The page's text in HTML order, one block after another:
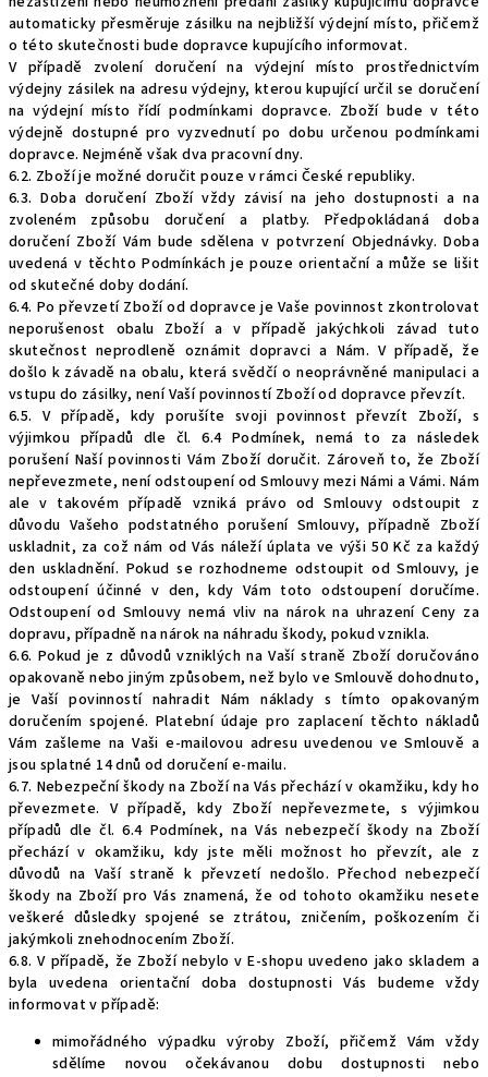
automaticky přesměruje zásilku na nejbližší výdejní místo, přičemž
o této skutečnosti bude dopravce kupujícího informovat.
V případě zvolení doručení na výdejní místo prostřednictvím
výdejny zásilek na adresu výdejny, kterou kupující určil se doručení
na výdejní místo řídí podmínkami dopravce. Zboží bude v této
výdejně dostupné pro vyzvednutí po dobu určenou podmínkami
dopravce. Nejméně však dva pracovní dny.
6.2. Zboží je možné doručit pouze v rámci České republiky.
6.3. Doba doručení Zboží vždy závisí na jeho dostupnosti a na
zvoleném způsobu doručení a platby. Předpokládaná doba
doručení Zboží Vám bude sdělena v potvrzení Objednávky. Doba
uvedená v těchto Podmínkách je pouze orientační a může se lišit
od skutečné doby dodání.
6.4. Po převzetí Zboží od dopravce je Vaše povinnost zkontrolovat
neporušenost obalu Zboží a v případě jakýchkoli závad tuto
skutečnost neprodleně oznámit dopravci a Nám. V případě, že
došlo k závadě na obalu, která svědčí o neoprávněné manipulaci a
vstupu do zásilky, není Vaší povinností Zboží od dopravce převzít.
6.5. V případě, kdy porušíte svoji povinnost převzít Zboží, s
výjimkou případů dle čl. 6.4 Podmínek, nemá to za následek
porušení Naší povinnosti Vám Zboží doručit. Zároveň to, že Zboží
nepřevezmete, není odstoupení od Smlouvy mezi Námi a Vámi. Nám
ale v takovém případě vzniká právo od Smlouvy odstoupit z
důvodu Vašeho podstatného porušení Smlouvy, případně Zboží
uskladnit, za což nám od Vás náleží úplata ve výši 50 Kč za každý
den uskladnění. Pokud se rozhodneme odstoupit od Smlouvy, je
odstoupení účinné v den, kdy Vám toto odstoupení doručíme.
Odstoupení od Smlouvy nemá vliv na nárok na uhrazení Ceny za
dopravu, případně na nárok na náhradu škody, pokud vznikla.
6.6. Pokud je z důvodů vzniklých na Vaší straně Zboží doručováno
opakovaně nebo jiným způsobem, než bylo ve Smlouvě dohodnuto,
je Vaší povinností nahradit Nám náklady s tímto opakovaným
doručením spojené. Platební údaje pro zaplacení těchto nákladů
Vám zašleme na Vaši e-mailovou adresu uvedenou ve Smlouvě a
jsou splatné 14 dnů od doručení e-mailu.
6.7. Nebezpeční škody na Zboží na Vás přechází v okamžiku, kdy ho
převezmete. V případě, kdy Zboží nepřevezmete, s výjimkou
případů dle čl. 6.4 Podmínek, na Vás nebezpečí škody na Zboží
přechází v okamžiku, kdy jste měli možnost ho převzít, ale z
důvodů na Vaší straně k převzetí nedošlo. Přechod nebezpečí
škody na Zboží pro Vás znamená, že od tohoto okamžiku nesete
veškeré důsledky spojené se ztrátou, zničením, poškozením či
jakýmkoli znehodnocením Zboží.
6.8. V případě, že Zboží nebylo v E-shopu uvedeno jako skladem a
byla uvedena orientační doba dostupnosti Vás budeme vždy
informovat v případě:
mimořádného výpadku výroby Zboží, přičemž Vám vždy
sdělíme novou očekávanou dobu dostupnosti nebo